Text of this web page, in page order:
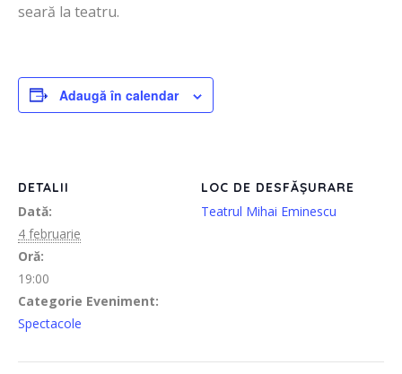
seară la teatru.
Adaugă în calendar
DETALII
Dată:
4 februarie
Oră:
19:00
Categorie Eveniment:
Spectacole
LOC DE DESFĂȘURARE
Teatrul Mihai Eminescu